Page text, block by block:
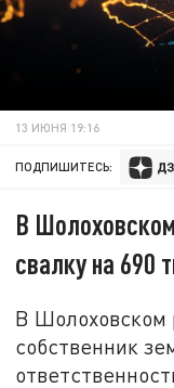
13 ИЮНЯ 19:16
ПОДПИШИТЕСЬ:
В
свалку на 690
В Шолоховском
собственник